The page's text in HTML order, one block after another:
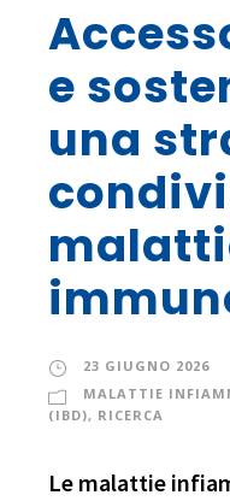
e
una
23 GIUGNO 2026
MALATTIE
(IBD), RICERCA
Le malattie